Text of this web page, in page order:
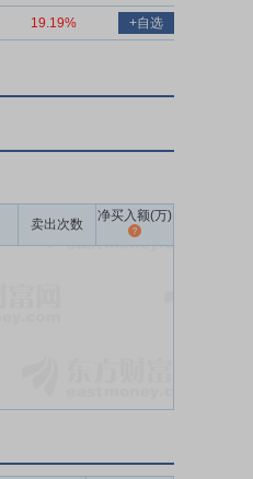
19.19% +自选
卖出次数
净买入额(万)